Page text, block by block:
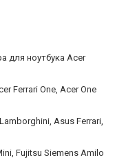
для ноутбука Acer
Ferrari One, Acer One
Asus Ferrari,
Fujitsu Siemens Amilo